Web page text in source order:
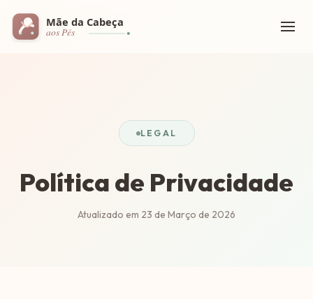
LEGAL
Política de Privacidade
Atualizado em 23 de Março de 2026